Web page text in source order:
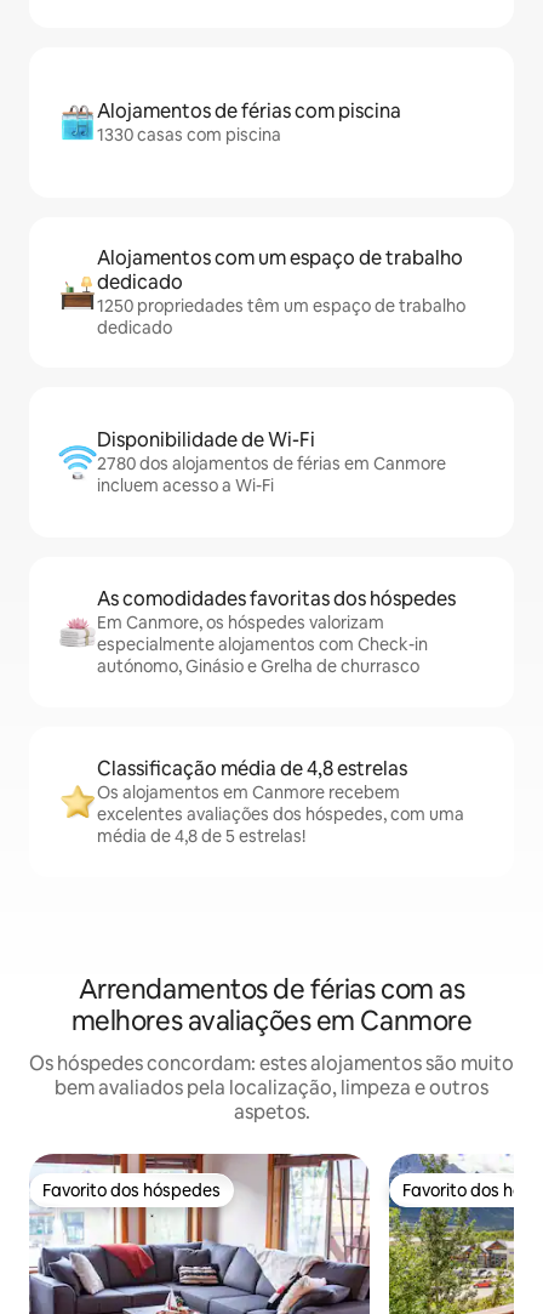
Alojamentos de férias com piscina
1330 casas com piscina
Alojamentos com um espaço de trabalho
dedicado
1250 propriedades têm um espaço de trabalho
dedicado
Disponibilidade de Wi-Fi
2780 dos alojamentos de férias em Canmore
incluem acesso a Wi-Fi
As comodidades favoritas dos hóspedes
Em Canmore, os hóspedes valorizam
especialmente alojamentos com Check-in
autónomo, Ginásio e Grelha de churrasco
Classificação média de 4,8 estrelas
Os alojamentos em Canmore recebem
excelentes avaliações dos hóspedes, com uma
média de 4,8 de 5 estrelas!
Arrendamentos de férias com as
melhores avaliações em Canmore
Os hóspedes concordam: estes alojamentos são muito
bem avaliados pela localização, limpeza e outros
aspetos.
Favorito dos hóspedes
Favorito dos hóspedes Favorito dos
Favorito dos